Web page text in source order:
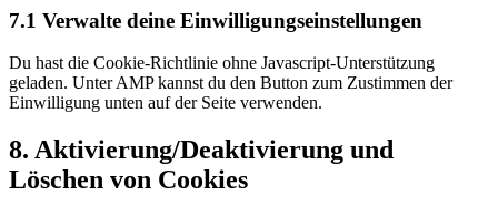
7.1 Verwalte deine Einwilligungseinstellungen
Du hast die Cookie-Richtlinie ohne Javascript-Unterstützung
geladen. Unter AMP kannst du den Button zum Zustimmen der
Einwilligung unten auf der Seite verwenden.
8. Aktivierung/Deaktivierung und
Löschen von Cookies